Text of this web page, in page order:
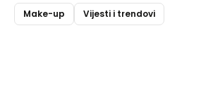
Make-up Vijesti i trendovi